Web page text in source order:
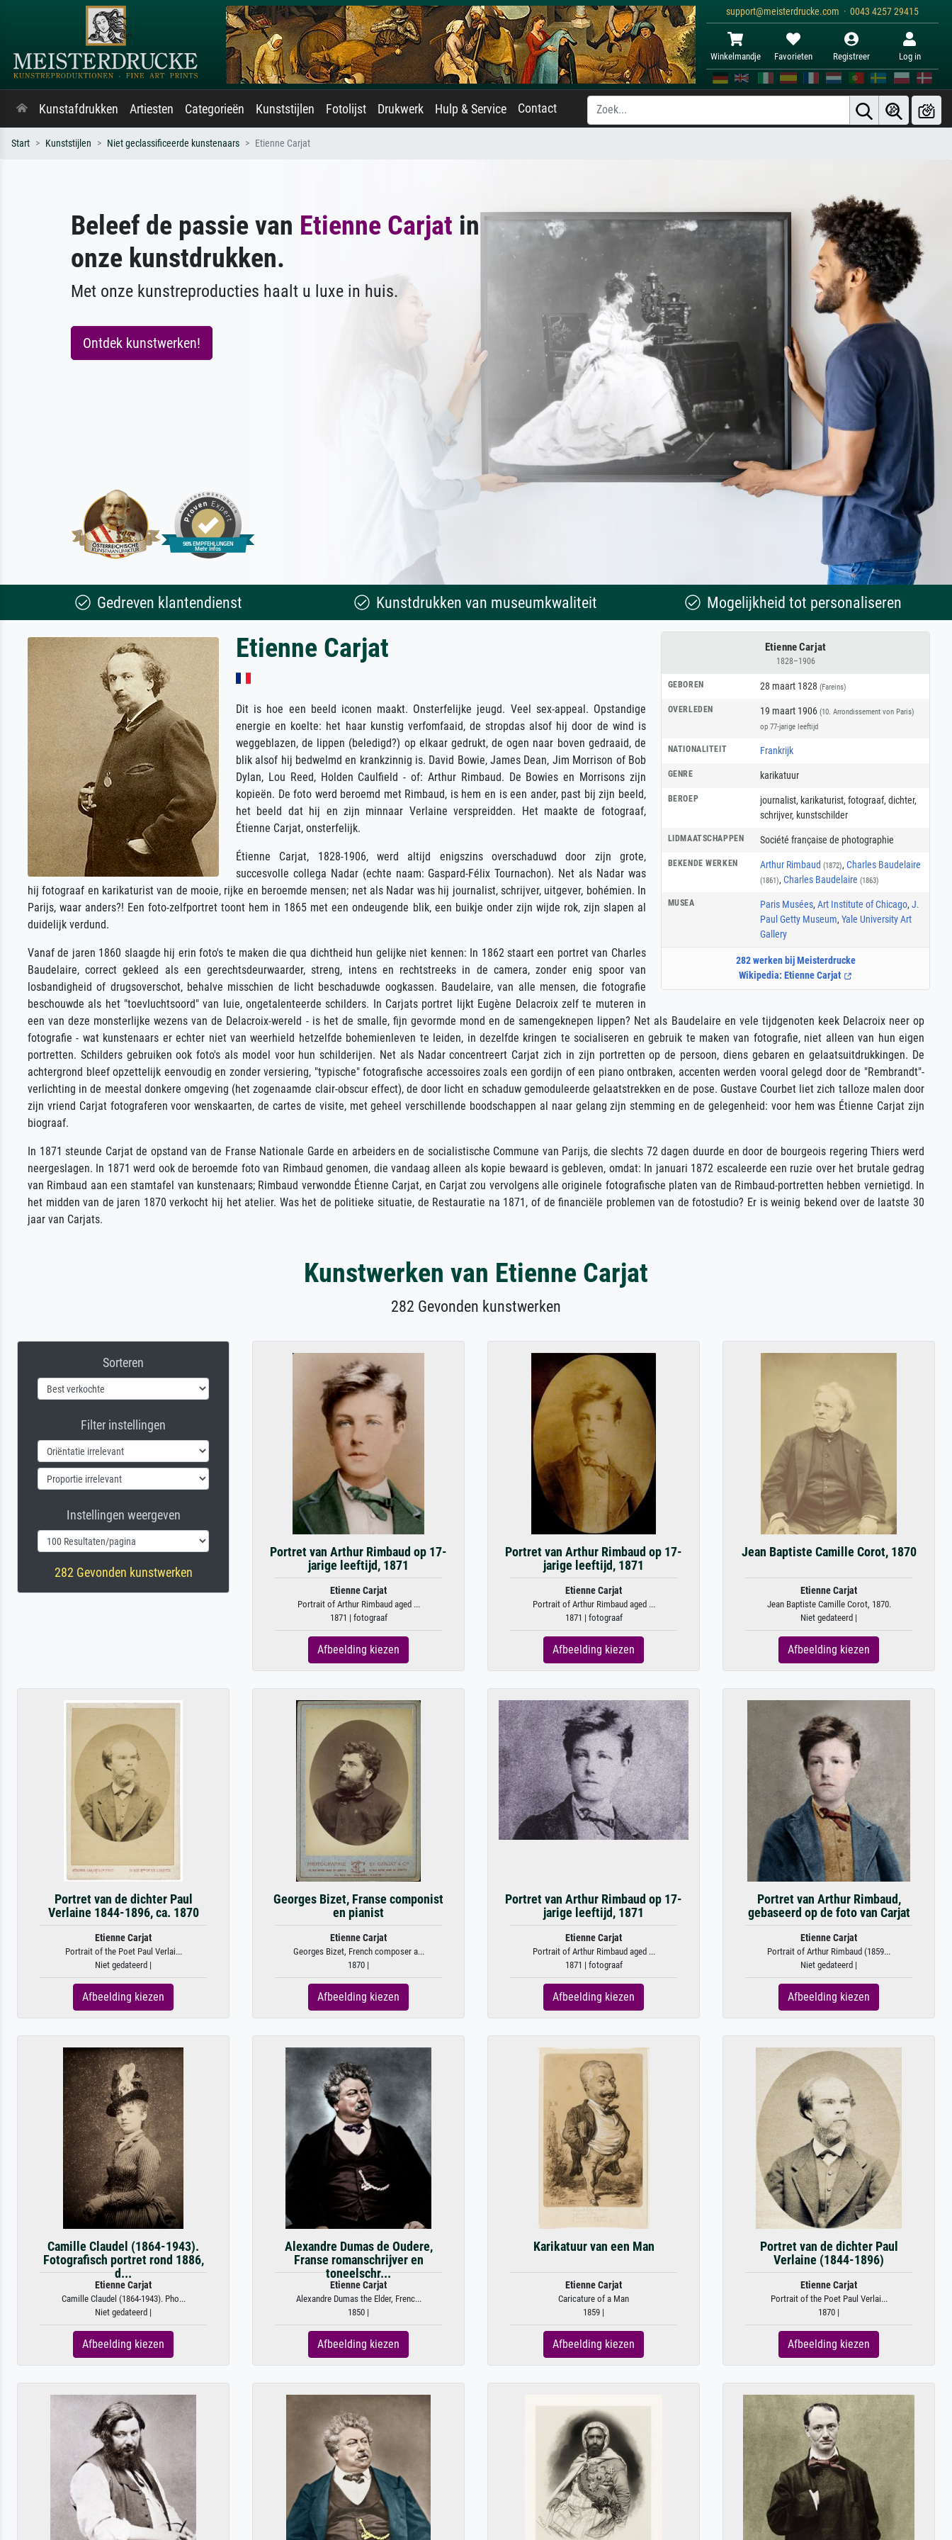
support@meisterdrucke.com · 0043 4257 29415
Winkelmandje Favorieten Registreer Log in
Kunstafdrukken Artiesten Categorieën Kunststijlen Fotolijst Drukwerk Hulp & Service Contact
Start Kunststijlen Niet geclassificeerde kunstenaars Etienne Carjat
Beleef de passie van Etienne Carjat in
onze kunstdrukken.
Met onze kunstreproducties haalt u luxe in huis.
Ontdek kunstwerken!
Gedreven klantendienst Kunstdrukken van museumkwaliteit Mogelijkheid tot personaliseren
Etienne Carjat
1828–1906
GEBOREN 28 maart 1828 (Fareins)
OVERLEDEN 19 maart 1906 (10. Arrondissement von Paris)
op 77-jarige leeftijd
NATIONALITEIT Frankrijk
GENRE karikatuur
BEROEP journalist, karikaturist, fotograaf, dichter,
schrijver, kunstschilder
LIDMAATSCHAPPEN Société française de photographie
BEKENDE WERKEN Arthur Rimbaud (1872), Charles Baudelaire
(1861), Charles Baudelaire (1863)
MUSEA Paris Musées, Art Institute of Chicago, J.
Paul Getty Museum, Yale University Art
Gallery
282 werken bij Meisterdrucke
Wikipedia: Etienne Carjat
Etienne Carjat
Dit is hoe een beeld iconen maakt. Onsterfelijke jeugd. Veel sex-appeal. Opstandige
energie en koelte: het haar kunstig verfomfaaid, de stropdas alsof hij door de wind is
weggeblazen, de lippen (beledigd?) op elkaar gedrukt, de ogen naar boven gedraaid, de
blik alsof hij bedwelmd en krankzinnig is. David Bowie, James Dean, Jim Morrison of Bob
Dylan, Lou Reed, Holden Caulfield - of: Arthur Rimbaud. De Bowies en Morrisons zijn
kopieën. De foto werd beroemd met Rimbaud, is hem en is een ander, past bij zijn beeld,
het beeld dat hij en zijn minnaar Verlaine verspreidden. Het maakte de fotograaf,
Étienne Carjat, onsterfelijk.
Étienne Carjat, 1828-1906, werd altijd enigszins overschaduwd door zijn grote,
succesvolle collega Nadar (echte naam: Gaspard-Félix Tournachon). Net als Nadar was
hij fotograaf en karikaturist van de mooie, rijke en beroemde mensen; net als Nadar was hij journalist, schrijver, uitgever, bohémien. In
Parijs, waar anders?! Een foto-zelfportret toont hem in 1865 met een ondeugende blik, een buikje onder zijn wijde rok, zijn slapen al
duidelijk verdund.
Vanaf de jaren 1860 slaagde hij erin foto's te maken die qua dichtheid hun gelijke niet kennen: In 1862 staart een portret van Charles
Baudelaire, correct gekleed als een gerechtsdeurwaarder, streng, intens en rechtstreeks in de camera, zonder enig spoor van
losbandigheid of drugsoverschot, behalve misschien de licht beschaduwde oogkassen. Baudelaire, van alle mensen, die fotografie
beschouwde als het "toevluchtsoord" van luie, ongetalenteerde schilders. In Carjats portret lijkt Eugène Delacroix zelf te muteren in
een van deze monsterlijke wezens van de Delacroix-wereld - is het de smalle, fijn gevormde mond en de samengeknepen lippen? Net als Baudelaire en vele tijdgenoten keek Delacroix neer op
fotografie - wat kunstenaars er echter niet van weerhield hetzelfde bohemienleven te leiden, in dezelfde kringen te socialiseren en gebruik te maken van fotografie, niet alleen van hun eigen
portretten. Schilders gebruiken ook foto's als model voor hun schilderijen. Net als Nadar concentreert Carjat zich in zijn portretten op de persoon, diens gebaren en gelaatsuitdrukkingen. De
achtergrond bleef opzettelijk eenvoudig en zonder versiering, "typische" fotografische accessoires zoals een gordijn of een piano ontbraken, accenten werden vooral gelegd door de "Rembrandt"-
verlichting in de meestal donkere omgeving (het zogenaamde clair-obscur effect), de door licht en schaduw gemoduleerde gelaatstrekken en de pose. Gustave Courbet liet zich talloze malen door
zijn vriend Carjat fotograferen voor wenskaarten, de cartes de visite, met geheel verschillende boodschappen al naar gelang zijn stemming en de gelegenheid: voor hem was Étienne Carjat zijn
biograaf.
In 1871 steunde Carjat de opstand van de Franse Nationale Garde en arbeiders en de socialistische Commune van Parijs, die slechts 72 dagen duurde en door de bourgeois regering Thiers werd
neergeslagen. In 1871 werd ook de beroemde foto van Rimbaud genomen, die vandaag alleen als kopie bewaard is gebleven, omdat: In januari 1872 escaleerde een ruzie over het brutale gedrag
van Rimbaud aan een stamtafel van kunstenaars; Rimbaud verwondde Étienne Carjat, en Carjat zou vervolgens alle originele fotografische platen van de Rimbaud-portretten hebben vernietigd. In
het midden van de jaren 1870 verkocht hij het atelier. Was het de politieke situatie, de Restauratie na 1871, of de financiële problemen van de fotostudio? Er is weinig bekend over de laatste 30
jaar van Carjats.
Kunstwerken van Etienne Carjat
282 Gevonden kunstwerken
Sorteren
Filter instellingen
Instellingen weergeven
282 Gevonden kunstwerken
Portret van Arthur Rimbaud op 17-
jarige leeftijd, 1871
Etienne Carjat
Portrait of Arthur Rimbaud aged ...
1871 | fotograaf
Afbeelding kiezen
Portret van Arthur Rimbaud op 17-
jarige leeftijd, 1871
Etienne Carjat
Portrait of Arthur Rimbaud aged ...
1871 | fotograaf
Afbeelding kiezen
Jean Baptiste Camille Corot, 1870
Etienne Carjat
Jean Baptiste Camille Corot, 1870.
Niet gedateerd |
Afbeelding kiezen
Portret van de dichter Paul
Verlaine 1844-1896, ca. 1870
Etienne Carjat
Portrait of the Poet Paul Verlai...
Niet gedateerd |
Afbeelding kiezen
Georges Bizet, Franse componist
en pianist
Etienne Carjat
Georges Bizet, French composer a...
1870 |
Afbeelding kiezen
Portret van Arthur Rimbaud op 17-
jarige leeftijd, 1871
Etienne Carjat
Portrait of Arthur Rimbaud aged ...
1871 | fotograaf
Afbeelding kiezen
Portret van Arthur Rimbaud,
gebaseerd op de foto van Carjat
Etienne Carjat
Portrait of Arthur Rimbaud (1859...
Niet gedateerd |
Afbeelding kiezen
Camille Claudel (1864-1943).
Fotografisch portret rond 1886,
d...
Etienne Carjat
Camille Claudel (1864-1943). Pho...
Niet gedateerd |
Afbeelding kiezen
Alexandre Dumas de Oudere,
Franse romanschrijver en
toneelschr...
Etienne Carjat
Alexandre Dumas the Elder, Frenc...
1850 |
Afbeelding kiezen
Karikatuur van een Man
Etienne Carjat
Caricature of a Man
1859 |
Afbeelding kiezen
Portret van de dichter Paul
Verlaine (1844-1896)
Etienne Carjat
Portrait of the Poet Paul Verlai...
1870 |
Afbeelding kiezen